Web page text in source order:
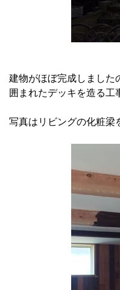
建物がほぼ完成しました
囲まれたデッキを造る工
写真はリビングの化粧梁